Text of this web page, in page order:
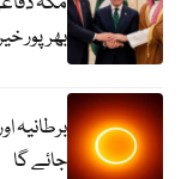
بھرپور
جائے گا